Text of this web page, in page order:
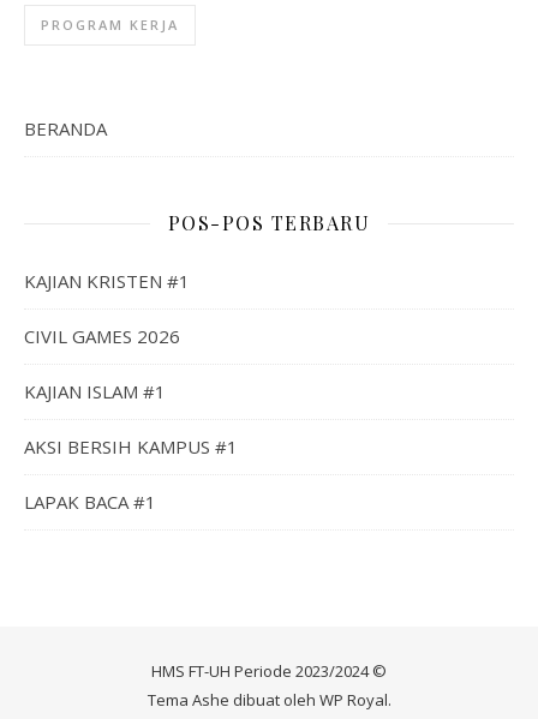
PROGRAM KERJA
BERANDA
POS-POS TERBARU
KAJIAN KRISTEN #1
CIVIL GAMES 2026
KAJIAN ISLAM #1
AKSI BERSIH KAMPUS #1
LAPAK BACA #1
HMS FT-UH Periode 2023/2024 ©
Tema Ashe dibuat oleh WP Royal.